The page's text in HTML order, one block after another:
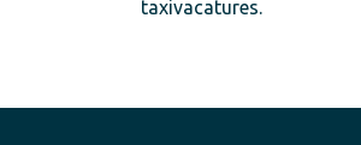
taxivacatures.